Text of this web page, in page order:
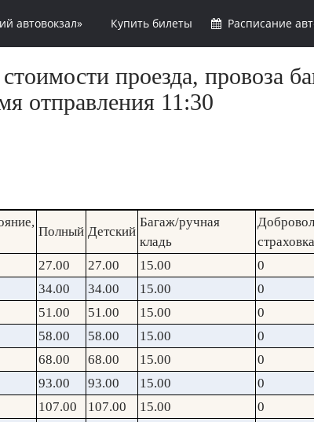
автовокзал» Купить билеты Расписание
проезда, провоза
отправления 11:30
Полный Детский
Багаж/ручная
кладь
страховка
27.00 27.00 15.00 0
34.00 34.00 15.00 0
51.00 51.00 15.00 0
58.00 58.00 15.00 0
68.00 68.00 15.00 0
93.00 93.00 15.00 0
107.00 107.00 15.00 0